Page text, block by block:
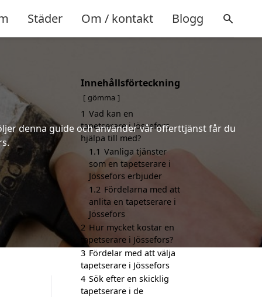
Städer Om / kontakt Blogg
denna guide och använder vår offerttjänst får du
Innehållsförteckning
gömma
1 Vad kan en
tapetserare i Jössefors
hjälpa till med?
1.1 Vanliga tjänster
som en tapetserare i
Jössefors erbjuder
1.2 Fördelarna med att
anlita en tapetserare i
Jössefors
2 Hur mycket kostar en
tapetserare i Jössefors?
3 Fördelar med att välja
tapetserare i Jössefors
4 Sök efter en skicklig
tapetserare i de